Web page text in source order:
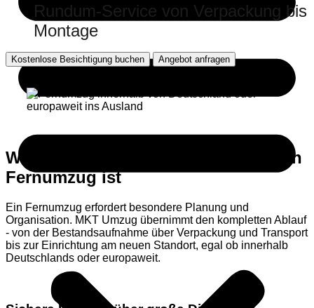
Rundum-Service von Verpackung bis
Montage
Kostenlose Besichtigung buchen Angebot anfragen
Warum MKT die beste Wahl für einen
Fernumzug ist
Ein Fernumzug erfordert besondere Planung und
Organisation. MKT Umzug übernimmt den kompletten Ablauf
- von der Bestandsaufnahme über Verpackung und Transport
bis zur Einrichtung am neuen Standort, egal ob innerhalb
Deutschlands oder europaweit.